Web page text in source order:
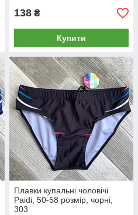
138 ₴
Купити
Плавки купальні чоловічі
Paidi, 50-58 розмір, чорні,
303